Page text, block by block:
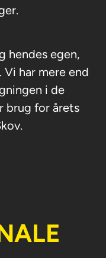
hendes egen,
har mere end
i de
brug for årets